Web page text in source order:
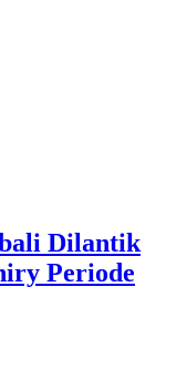
Dilantik
Periode